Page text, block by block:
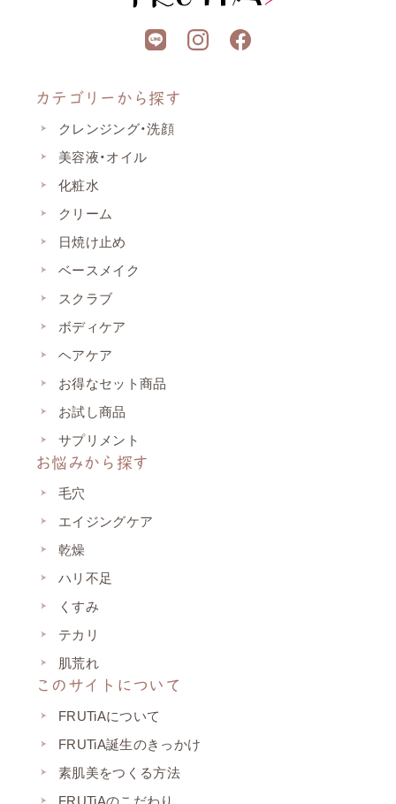
カテゴリーから探す
クレンジング・洗顔
美容液・オイル
化粧水
クリーム
日焼け止め
ベースメイク
スクラブ
ボディケア
ヘアケア
お得なセット商品
お試し商品
サプリメント
お悩みから探す
毛穴
エイジングケア
乾燥
ハリ不足
くすみ
テカリ
肌荒れ
このサイトについて
FRUTiAについて
FRUTiA誕生のきっかけ
素肌美をつくる方法